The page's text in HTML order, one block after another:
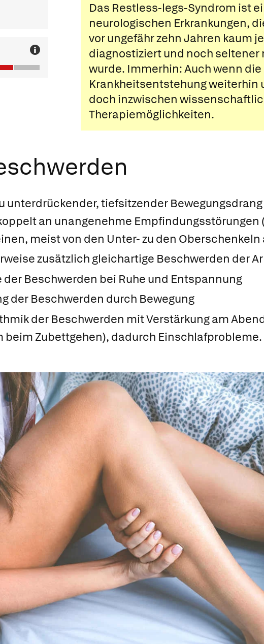
Das Restless-legs-Syndrom ist
neurologischen Erkrankungen,
vor ungefähr zehn Jahren kaum
diagnostiziert und noch
wurde. Immerhin: Auch wenn die
Krankheitsentstehung weiterhin
doch inzwischen
Therapiemöglichkeiten.
unterdrückender, tiefsitzender
an unangenehme Empfindungsstörungen
meist von den Unter- zu den
zusätzlich gleichartige Beschwerden der
der Beschwerden bei Ruhe und Entspannung
der Beschwerden durch Bewegung
der Beschwerden mit Verstärkung am
beim Zubettgehen), dadurch Einschlafprobleme.